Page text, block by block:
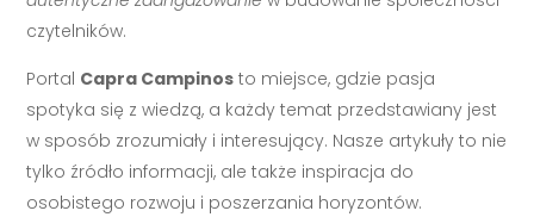
czytelników.
Portal Capra Campinos to miejsce, gdzie pasja
spotyka się z wiedzą, a każdy temat przedstawiany jest
w sposób zrozumiały i interesujący. Nasze artykuły to nie
tylko źródło informacji, ale także inspiracja do
osobistego rozwoju i poszerzania horyzontów.